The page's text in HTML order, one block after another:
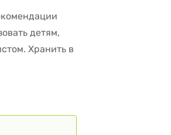
детям,
Хранить в